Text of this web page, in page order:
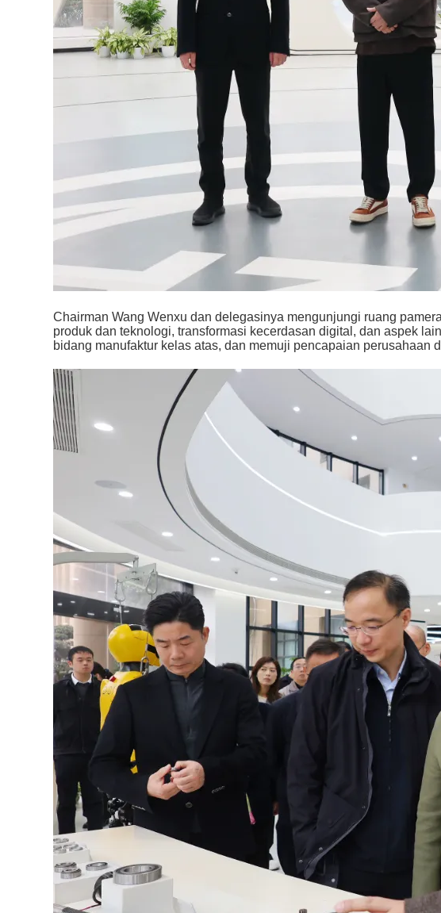
Chairman Wang Wenxu dan delegasinya mengunjungi ruang
produk dan teknologi, transformasi kecerdasan digital, dan aspek
bidang manufaktur kelas atas, dan memuji pencapaian perusahaan